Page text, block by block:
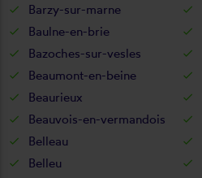
Barzy-sur-marne
Baulne-en-brie
Bazoches-sur-vesles
Beaumont-en-beine
Beaurieux
Beauvois-en-vermandois
Belleau
Belleu